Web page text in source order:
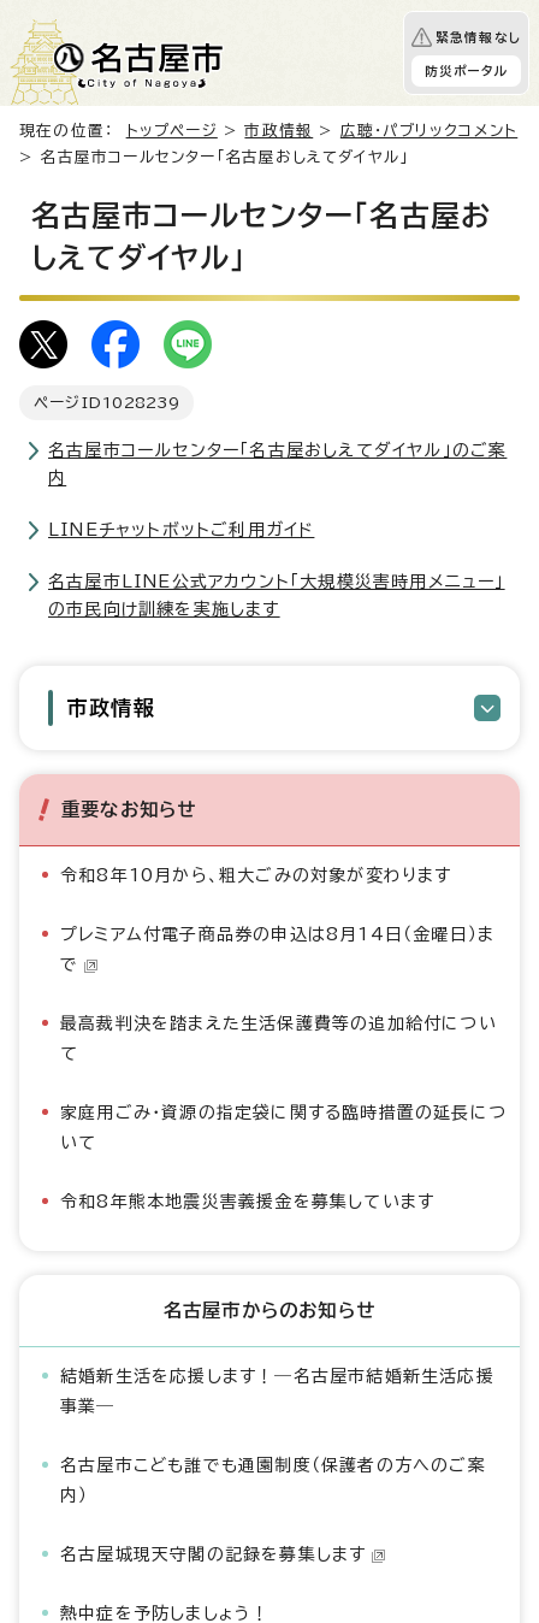
緊急情報なし
防災ポータル
現在の位置： トップページ >市政情報 > 広聴・パブリックコメント
> 名古屋市コールセンター「名古屋おしえてダイヤル」
名古屋市コールセンター「名古屋お
しえてダイヤル」
ページID 1028239
名古屋市コールセンター「名古屋おしえてダイヤル」のご案
内
LINEチャットボットご利用ガイド
名古屋市LINE公式アカウント「大規模災害時用メニュー」
の市民向け訓練を実施します
市政情報
重要なお知らせ
令和8年10月から、粗大ごみの対象が変わります
プレミアム付電子商品券の申込は8月14日（金曜日）ま
で
最高裁判決を踏まえた生活保護費等の追加給付につい
て
家庭用ごみ・資源の指定袋に関する臨時措置の延長につ
いて
令和8年熊本地震災害義援金を募集しています
名古屋市からのお知らせ
結婚新生活を応援します！―名古屋市結婚新生活応援
事業―
名古屋市こども誰でも通園制度（保護者の方へのご案
内）
名古屋城現天守閣の記録を募集します
熱中症を予防しましょう！